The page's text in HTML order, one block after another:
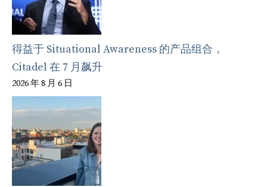
得益于 Situational Awareness 的产品组合，
Citadel 在 7 月飙升
2026 年 8 月 6 日